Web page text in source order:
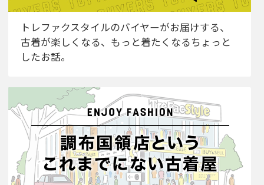
トレファクスタイルのバイヤーがお届けする、
古着が楽しくなる、もっと着たくなるちょっと
したお話。